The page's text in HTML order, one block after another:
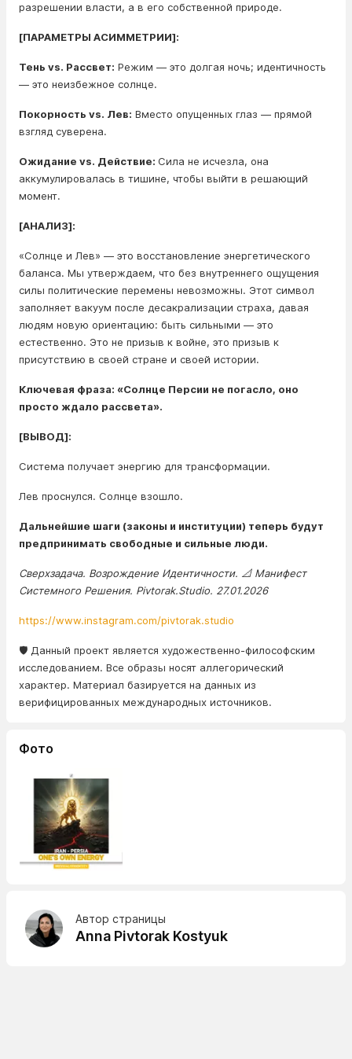
разрешении власти, а в его собственной природе.
[ПАРАМЕТРЫ АСИММЕТРИИ]:
Тень vs. Рассвет: Режим — это долгая ночь; идентичность
— это неизбежное солнце.
Покорность vs. Лев: Вместо опущенных глаз — прямой
взгляд суверена.
Ожидание vs. Действие: Сила не исчезла, она
аккумулировалась в тишине, чтобы выйти в решающий
момент.
[АНАЛИЗ]:
«Солнце и Лев» — это восстановление энергетического
баланса. Мы утверждаем, что без внутреннего ощущения
силы политические перемены невозможны. Этот символ
заполняет вакуум после десакрализации страха, давая
людям новую ориентацию: быть сильными — это
естественно. Это не призыв к войне, это призыв к
присутствию в своей стране и своей истории.
Ключевая фраза: «Солнце Персии не погасло, оно
просто ждало рассвета».
[ВЫВОД]:
Система получает энергию для трансформации.
Лев проснулся. Солнце взошло.
Дальнейшие шаги (законы и институции) теперь будут
предпринимать свободные и сильные люди.
Сверхзадача. Возрождение Идентичности. 📐 Манифест
Системного Решения. Pivtorak.Studio. 27.01.2026
https://www.instagram.com/pivtorak.studio
🛡️ Данный проект является художественно-философским
исследованием. Все образы носят аллегорический
характер. Материал базируется на данных из
верифицированных международных источников.
Фото
Автор страницы
Anna Pivtorak Kostyuk